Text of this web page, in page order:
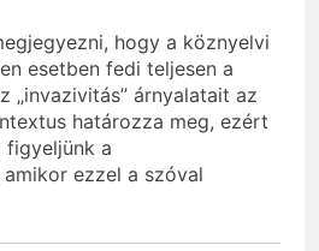
hogy a köznyelvi
esetben fedi teljesen a
„invazivitás” árnyalatait az
határozza meg, ezért
a
ezzel a szóval